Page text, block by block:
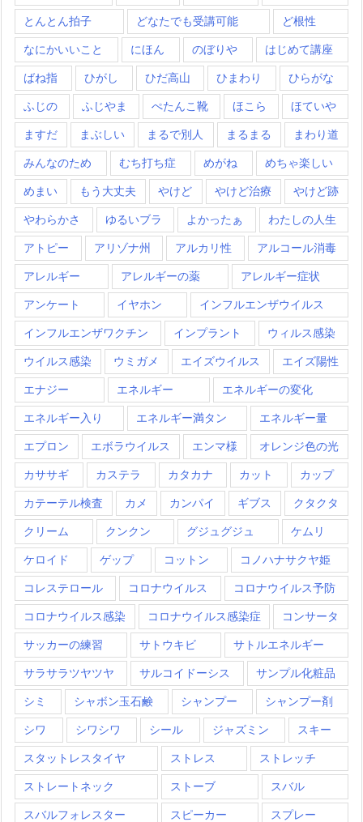
とんとん拍子 どなたでも受講可能 ど根性
なにかいいこと にほん のぼりや はじめて講座
ばね指 ひがし ひだ高山 ひまわり ひらがな
ふじの ふじやま ぺたんこ靴 ほこら ほていや
ますだ まぶしい まるで別人 まるまる まわり道
みんなのため むち打ち症 めがね めちゃ楽しい
めまい もう大丈夫 やけど やけど治療 やけど跡
やわらかさ ゆるいブラ よかったぁ わたしの人生
アトピー アリゾナ州 アルカリ性 アルコール消毒
アレルギー アレルギーの薬 アレルギー症状
アンケート イヤホン インフルエンザウイルス
インフルエンザワクチン インプラント ウィルス感染
ウイルス感染 ウミガメ エイズウイルス エイズ陽性
エナジー エネルギー エネルギーの変化
エネルギー入り エネルギー満タン エネルギー量
エプロン エボラウイルス エンマ様 オレンジ色の光
カササギ カステラ カタカナ カット カップ
カテーテル検査 カメ カンパイ ギブス クタクタ
クリーム クンクン グジュグジュ ケムリ
ケロイド ゲップ コットン コノハナサクヤ姫
コレステロール コロナウイルス コロナウイルス予防
コロナウイルス感染 コロナウイルス感染症 コンサータ
サッカーの練習 サトウキビ サトルエネルギー
サラサラツヤツヤ サルコイドーシス サンプル化粧品
シミ シャボン玉石鹸 シャンプー シャンプー剤
シワ シワシワ シール ジャズミン スキー
スタットレスタイヤ ストレス ストレッチ
ストレートネック ストーブ スバル
スバルフォレスター スピーカー スプレー